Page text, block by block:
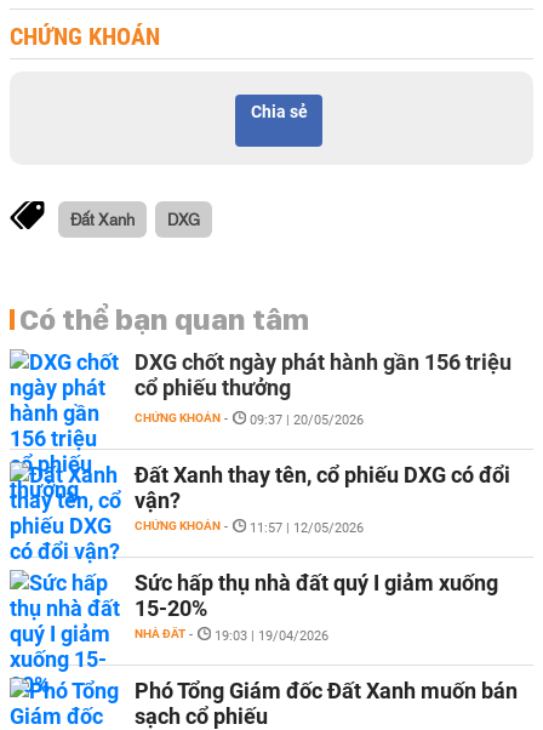
CHỨNG KHOÁN
Chia sẻ
Đất Xanh DXG
Có thể bạn quan tâm
DXG chốt ngày phát hành gần 156 triệu
cổ phiếu thưởng
CHỨNG KHOÁN - 09:37 | 20/05/2026
Đất Xanh thay tên, cổ phiếu DXG có đổi
vận?
CHỨNG KHOÁN - 11:57 | 12/05/2026
Sức hấp thụ nhà đất quý I giảm xuống
15-20%
NHÀ ĐẤT - 19:03 | 19/04/2026
Phó Tổng Giám đốc Đất Xanh muốn bán
sạch cổ phiếu